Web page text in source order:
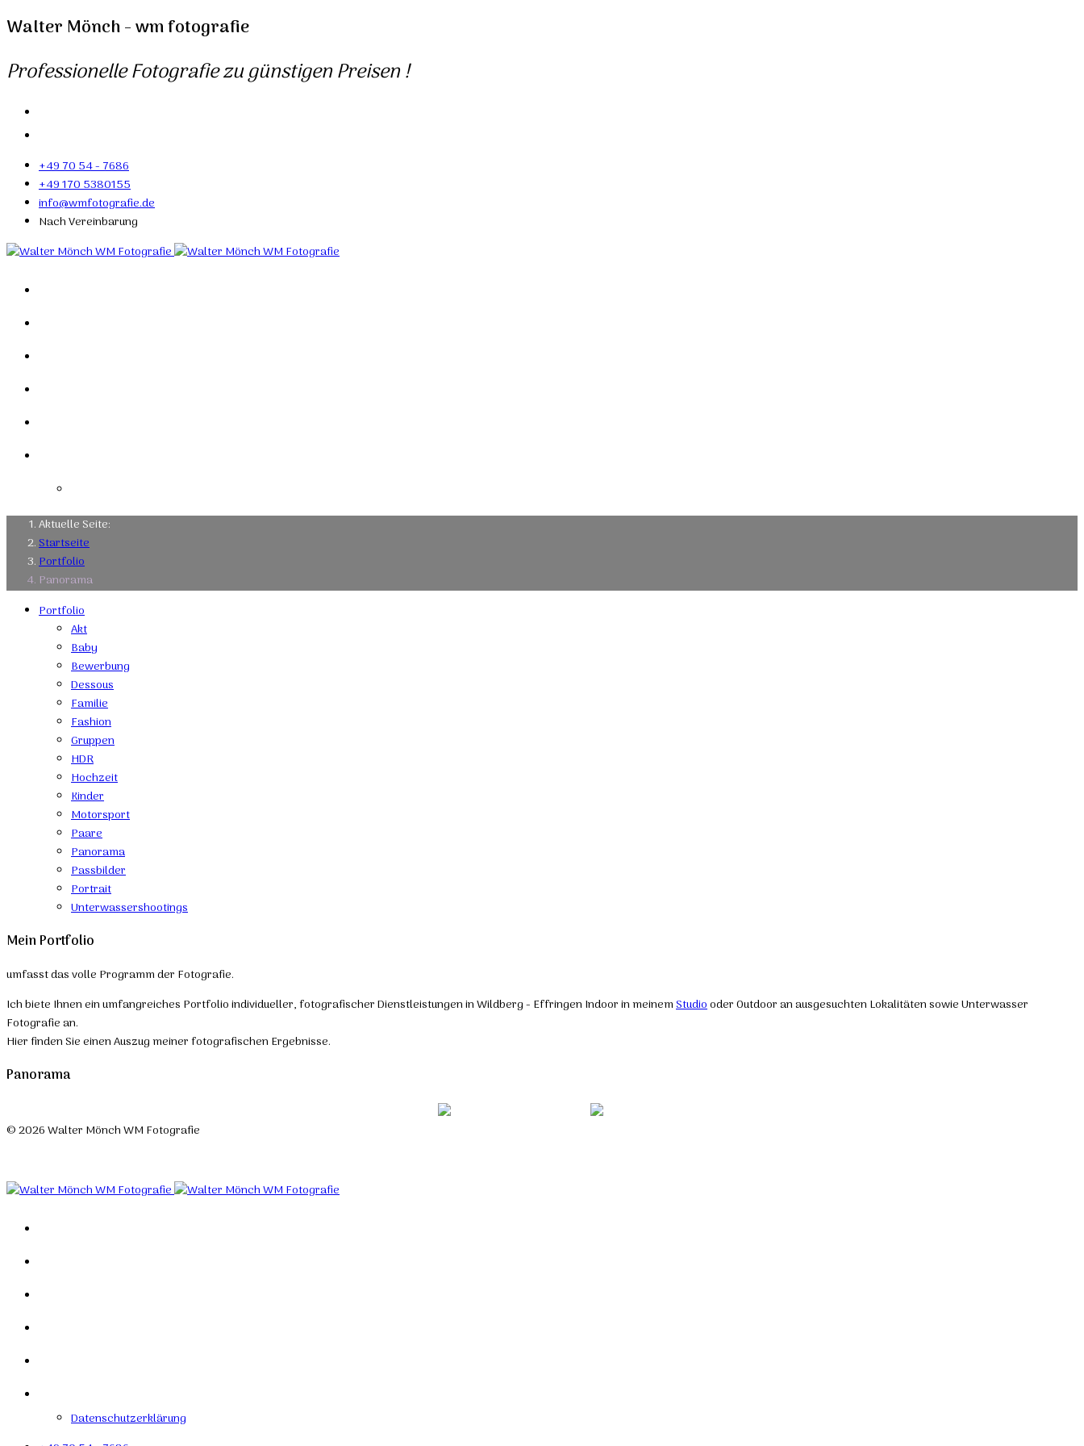
Walter Mönch - wm fotografie
Professionelle Fotografie zu günstigen Preisen !
+49 70 54 - 7686
+49 170 5380155
info@wmfotografie.de
Nach Vereinbarung
Aktuelle Seite:
Startseite
Portfolio
Panorama
Portfolio
Akt
Baby
Bewerbung
Dessous
Familie
Fashion
Gruppen
HDR
Hochzeit
Kinder
Motorsport
Paare
Panorama
Passbilder
Portrait
Unterwassershootings
Mein Portfolio
umfasst das volle Programm der Fotografie.
Ich biete Ihnen ein umfangreiches Portfolio individueller, fotografischer Dienstleistungen in Wildberg - Effringen Indoor in meinemStudiooder Outdoor an ausgesuchten Lokalitäten sowie Unterwasser
Fotografie an.
Hier finden Sie einen Auszug meiner fotografischen Ergebnisse.
Panorama
© 2026 Walter Mönch WM Fotografie
Datenschutzerklärung